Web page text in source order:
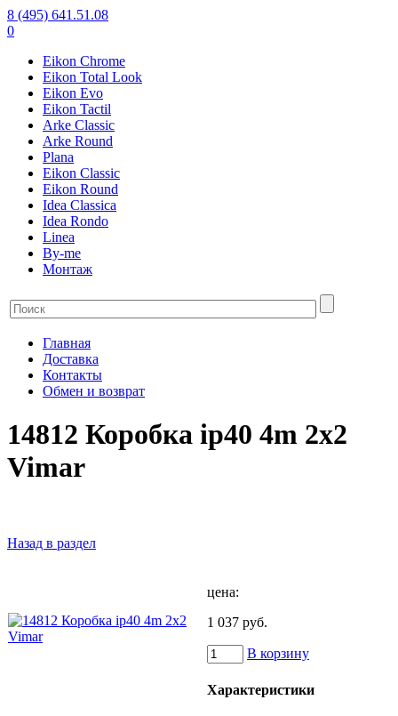
8 (495) 641.51.08
0
Eikon Chrome
Eikon Total Look
Eikon Evo
Eikon Tactil
Arke Classic
Arke Round
Plana
Eikon Classic
Eikon Round
Idea Classica
Idea Rondo
Linea
By-me
Монтаж
Главная
Доставка
Контакты
Обмен и возврат
14812 Коробка ip40 4m 2x2
Vimar
Назад в раздел
цена:
1 037 руб.
В корзину
Характеристики